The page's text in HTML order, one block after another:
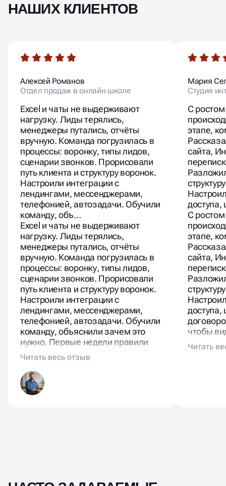
НАШИХ КЛИЕНТОВ
Алексей Романов
Отдел продаж в онлайн школе
Excel и чаты не выдерживают
нагрузку. Лиды терялись,
менеджеры путались, отчёты
вручную. Команда погрузилась в
процессы: воронку, типы лидов,
сценарии звонков. Прорисовали
путь клиента и структуру воронок.
Настроили интеграции с
лендингами, мессенджерами,
телефонией, автозадачи. Обучили
команду, объ…
Excel и чаты не выдерживают
нагрузку. Лиды терялись,
менеджеры путались, отчёты
вручную. Команда погрузилась в
процессы: воронку, типы лидов,
сценарии звонков. Прорисовали
путь клиента и структуру воронок.
Настроили интеграции с
лендингами, мессенджерами,
телефонией, автозадачи. Обучили
команду, объяснили зачем это
нужно. Первые недели правили
поля, донастраивали статусы. В
CRM видно всё: от первого
касания до оплаты.
Мария
Студия
С
этапе,
сайта,
С
этапе,
сайта,
чтобы
прогноз
не